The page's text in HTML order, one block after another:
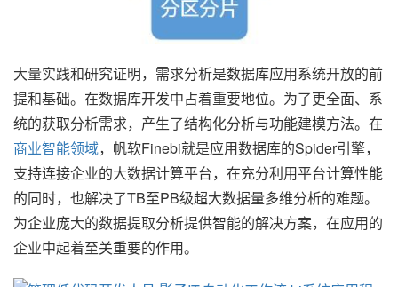
大量实践和研究证明，需求分析是数据库应用系统开放的前
提和基础。在数据库开发中占着重要地位。为了更全面、系
统的获取分析需求，产生了结构化分析与功能建模方法。在
商业智能领域，帆软Finebi就是应用数据库的Spider引擎，
支持连接企业的大数据计算平台，在充分利用平台计算性能
的同时，也解决了TB至PB级超大数据量多维分析的难题。
为企业庞大的数据提取分析提供智能的解决方案，在应用的
企业中起着至关重要的作用。